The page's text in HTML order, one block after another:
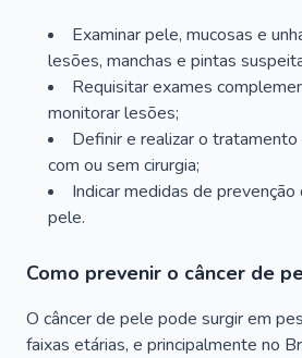
Examinar pele, mucosas e
lesões, manchas e pintas
Requisitar exames
monitorar lesões;
Definir e realizar o
com ou sem cirurgia;
Indicar medidas de prevenção
pele.
Como prevenir o câncer de
O câncer de pele pode surgir em
faixas etárias, e principalmente no